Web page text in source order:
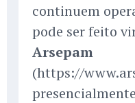
continuem
pode ser feito
Arsepam
(https://